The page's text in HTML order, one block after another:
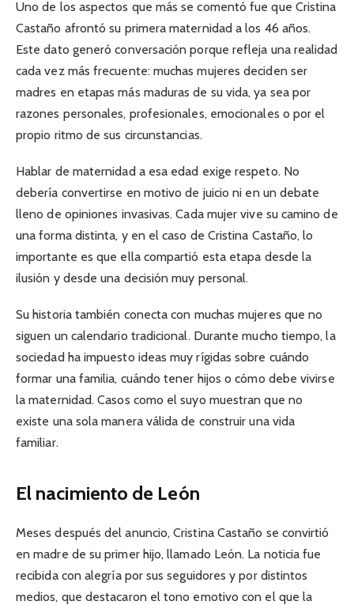
Uno de los aspectos que más se comentó fue que Cristina
Castaño afrontó su primera maternidad a los 46 años.
Este dato generó conversación porque refleja una realidad
cada vez más frecuente: muchas mujeres deciden ser
madres en etapas más maduras de su vida, ya sea por
razones personales, profesionales, emocionales o por el
propio ritmo de sus circunstancias.
Hablar de maternidad a esa edad exige respeto. No
debería convertirse en motivo de juicio ni en un debate
lleno de opiniones invasivas. Cada mujer vive su camino de
una forma distinta, y en el caso de Cristina Castaño, lo
importante es que ella compartió esta etapa desde la
ilusión y desde una decisión muy personal.
Su historia también conecta con muchas mujeres que no
siguen un calendario tradicional. Durante mucho tiempo, la
sociedad ha impuesto ideas muy rígidas sobre cuándo
formar una familia, cuándo tener hijos o cómo debe vivirse
la maternidad. Casos como el suyo muestran que no
existe una sola manera válida de construir una vida
familiar.
El nacimiento de León
Meses después del anuncio, Cristina Castaño se convirtió
en madre de su primer hijo, llamado León. La noticia fue
recibida con alegría por sus seguidores y por distintos
medios, que destacaron el tono emotivo con el que la